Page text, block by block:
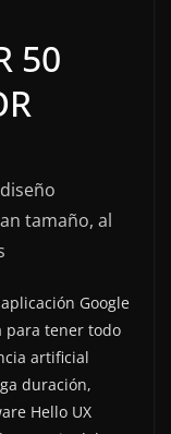
50
tamaño, al
Google
para tener todo
artificial
duración,
Hello UX